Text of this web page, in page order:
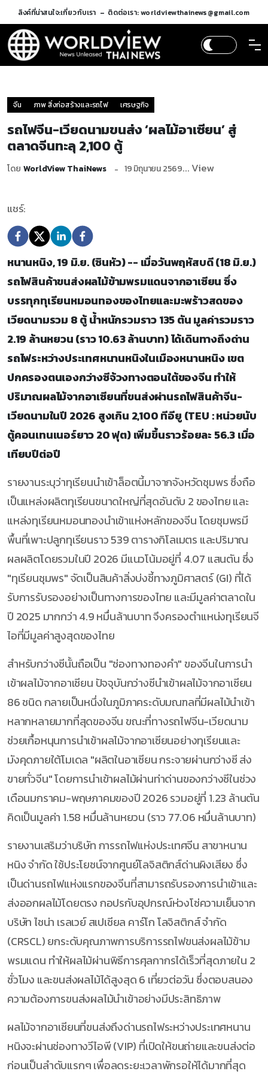
ลิงค์ที่น่าสนใจ:เกี่ยวกับเรา ติดต่อเรา: worldviewthainews@gmail.com
จีน ภาพ สิ่งก่อสร้างและรถไฟ เศรษฐกิจ
รถไฟจีน-เวียดนามขนส่ง ‘ผลไม้อาเซียน’ สู่
ตลาดจีนทะลุ 2,100 ตู้
โดย WorldView ThaiNews 19 มิถุนายน 2569... View
แชร์:
หนานหนิง, 19 มิ.ย. (ซินหัว) -- เมื่อวันพฤหัสบดี (18 มิ.ย.)
รถไฟสินค้าขนส่งผลไม้ข้ามพรมแดนจากอาเซียน ซึ่ง
บรรทุกทุเรียนหมอนทองของไทยและมะพร้าวสดของ
เวียดนามรวม 8 ตู้ น้ำหนักรวมราว 135 ตัน มูลค่ารวมราว
2.19 ล้านหยวน (ราว 10.63 ล้านบาท) ได้เดินทางถึงด่าน
รถไฟระหว่างประเทศหนานหนิงในเมืองหนานหนิง เขต
ปกครองตนเองกว่างซีจ้วงทางตอนใต้ของจีน ทำให้
ปริมาณผลไม้จากอาเซียนที่ขนส่งผ่านรถไฟสินค้าจีน-
เวียดนามในปี 2026 สูงเกิน 2,100 ทีอียู (TEU : หน่วยนับ
ตู้คอนเทนเนอร์ยาว 20 ฟุต) เพิ่มขึ้นราวร้อยละ 56.3 เมื่อ
เทียบปีต่อปี
รายงานระบุว่าทุเรียนนำเข้าล็อตนี้มาจากจังหวัดชุมพร ซึ่งถือ
เป็นแหล่งผลิตทุเรียนขนาดใหญ่ที่สุดอันดับ 2 ของไทย และ
แหล่งทุเรียนหมอนทองนำเข้าแห่งหลักของจีน โดยชุมพรมี
พื้นที่เพาะปลูกทุเรียนราว 539 ตารางกิโลเมตร และปริมาณ
ผลผลิตโดยรวมในปี 2026 มีแนวโน้มอยู่ที่ 4.07 แสนตัน ซึ่ง
"ทุเรียนชุมพร" จัดเป็นสินค้าสิ่งบ่งชี้ทางภูมิศาสตร์ (GI) ที่ได้
รับการรับรองอย่างเป็นทางการของไทย และมีมูลค่าตลาดใน
ปี 2025 มากกว่า 4.9 หมื่นล้านบาท จึงครองตำแหน่งทุเรียนจี
ไอที่มีมูลค่าสูงสุดของไทย
สำหรับกว่างซีนั้นถือเป็น "ช่องทางทองคำ" ของจีนในการนำ
เข้าผลไม้จากอาเซียน ปัจจุบันกว่างซีนำเข้าผลไม้จากอาเซียน
86 ชนิด กลายเป็นหนึ่งในภูมิภาคระดับมณฑลที่มีผลไม้นำเข้า
หลากหลายมากที่สุดของจีน ขณะที่ทางรถไฟจีน-เวียดนาม
ช่วยเกื้อหนุนการนำเข้าผลไม้จากอาเซียนอย่างทุเรียนและ
มังคุดภายใต้โมเดล "ผลิตในอาเซียน กระจายผ่านกว่างซี ส่ง
ขายทั่วจีน" โดยการนำเข้าผลไม้ผ่านท่าด่านของกว่างซีในช่วง
เดือนมกราคม-พฤษภาคมของปี 2026 รวมอยู่ที่ 1.23 ล้านตัน
คิดเป็นมูลค่า 1.58 หมื่นล้านหยวน (ราว 77.06 หมื่นล้านบาท)
รายงานเสริมว่าบริษัท การรถไฟแห่งประเทศจีน สาขาหนาน
หนิง จำกัด ใช้ประโยชน์จากศูนย์โลจิสติกส์ด่านผิงเสียง ซึ่ง
เป็นด่านรถไฟแห่งแรกของจีนที่สามารถรับรองการนำเข้าและ
ส่งออกผลไม้โดยตรง กอปรกับอุปกรณ์ห่วงโซ่ความเย็นจาก
บริษัท ไชน่า เรลเวย์ สเปเชียล คาร์โก โลจิสติกส์ จำกัด
(CRSCL) ยกระดับคุณภาพการบริการรถไฟขนส่งผลไม้ข้าม
พรมแดน ทำให้ผลไม้ผ่านพิธีการศุลกากรได้เร็วที่สุดภายใน 2
ชั่วโมง และขนส่งผลไม้ได้สูงสุด 6 เที่ยวต่อวัน ซึ่งตอบสนอง
ความต้องการขนส่งผลไม้นำเข้าอย่างมีประสิทธิภาพ
ผลไม้จากอาเซียนที่ขนส่งถึงด่านรถไฟระหว่างประเทศหนาน
หนิงจะผ่านช่องทางวีไอพี (VIP) ที่เปิดให้ขนถ่ายและขนส่งต่อ
ก่อนเป็นลำดับแรกๆ เพื่อลดระยะเวลาพักรอให้ได้มากที่สุด